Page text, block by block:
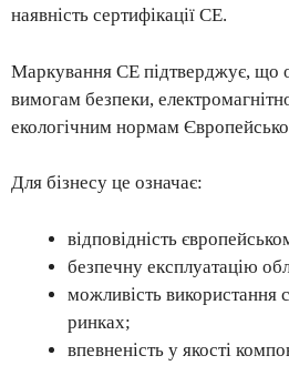
наявність сертифікації CE.
Маркування CE підтверджує, що
вимогам безпеки,
екологічним нормам
Для бізнесу це означає:
відповідність
безпечну експлуатацію
можливість використання
ринках;
впевненість у якості